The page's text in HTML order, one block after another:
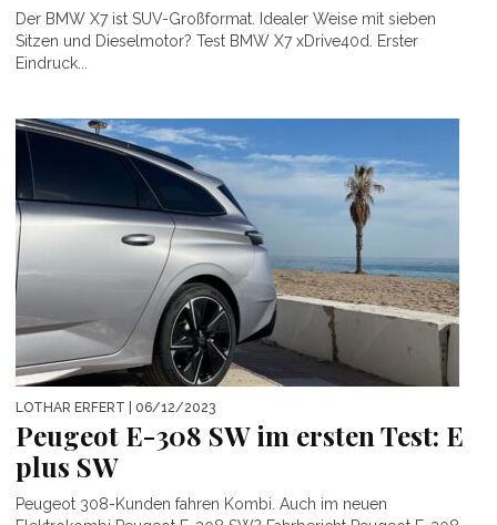
Der BMW X7 ist SUV-Großformat. Idealer Weise mit sieben
Sitzen und Dieselmotor? Test BMW X7 xDrive40d. Erster
Eindruck...
LOTHAR ERFERT | 06/12/2023
Peugeot E-308 SW im ersten Test: E
plus SW
Peugeot 308-Kunden fahren Kombi. Auch im neuen